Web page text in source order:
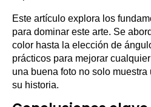
Este artículo explora los
para dominar este arte. Se
color hasta la elección de
prácticos para mejorar
una buena foto no solo muestra
su historia.